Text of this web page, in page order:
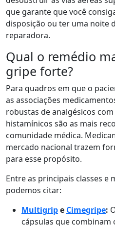
que garante que você
disposição ou ter uma noite
reparadora.
Qual o remédio
gripe forte?
Para quadros em que o
as associações
robustas de analgésicos
histamínicos são as mais
comunidade médica.
mercado nacional trazem
para esse propósito.
Entre as principais classes e
podemos citar:
Multigripe Cimegripe:
cápsulas que